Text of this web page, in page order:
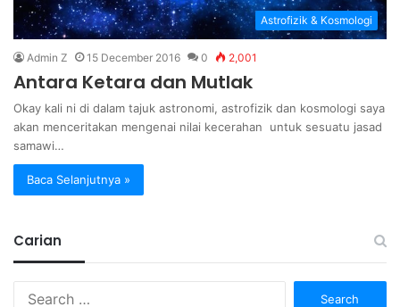
Astrofizik & Kosmologi
Admin Z 15 December 2016 0 2,001
Antara Ketara dan Mutlak
Okay kali ni di dalam tajuk astronomi, astrofizik dan kosmologi saya
akan menceritakan mengenai nilai kecerahan untuk sesuatu jasad
samawi…
Baca Selanjutnya »
Carian